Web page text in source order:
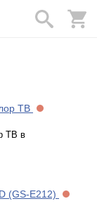
ТВ
ТВ в
(GS-E212)